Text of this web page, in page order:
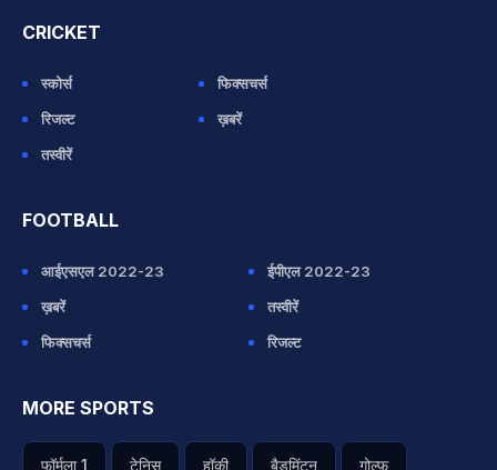
CRICKET
स्कोर्स
फिक्सचर्स
रिजल्ट
ख़बरें
तस्वीरें
FOOTBALL
आईएसएल 2022-23
ईपीएल 2022-23
ख़बरें
तस्वीरें
फिक्सचर्स
रिजल्ट
MORE SPORTS
फॉर्मूला 1 टेनिस हॉकी बैडमिंटन गोल्फ़